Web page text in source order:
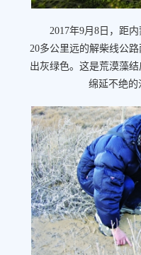
2017年9月8日，距内
20多公里远的解柴线公
出灰绿色。这是荒漠藻
绵延不绝